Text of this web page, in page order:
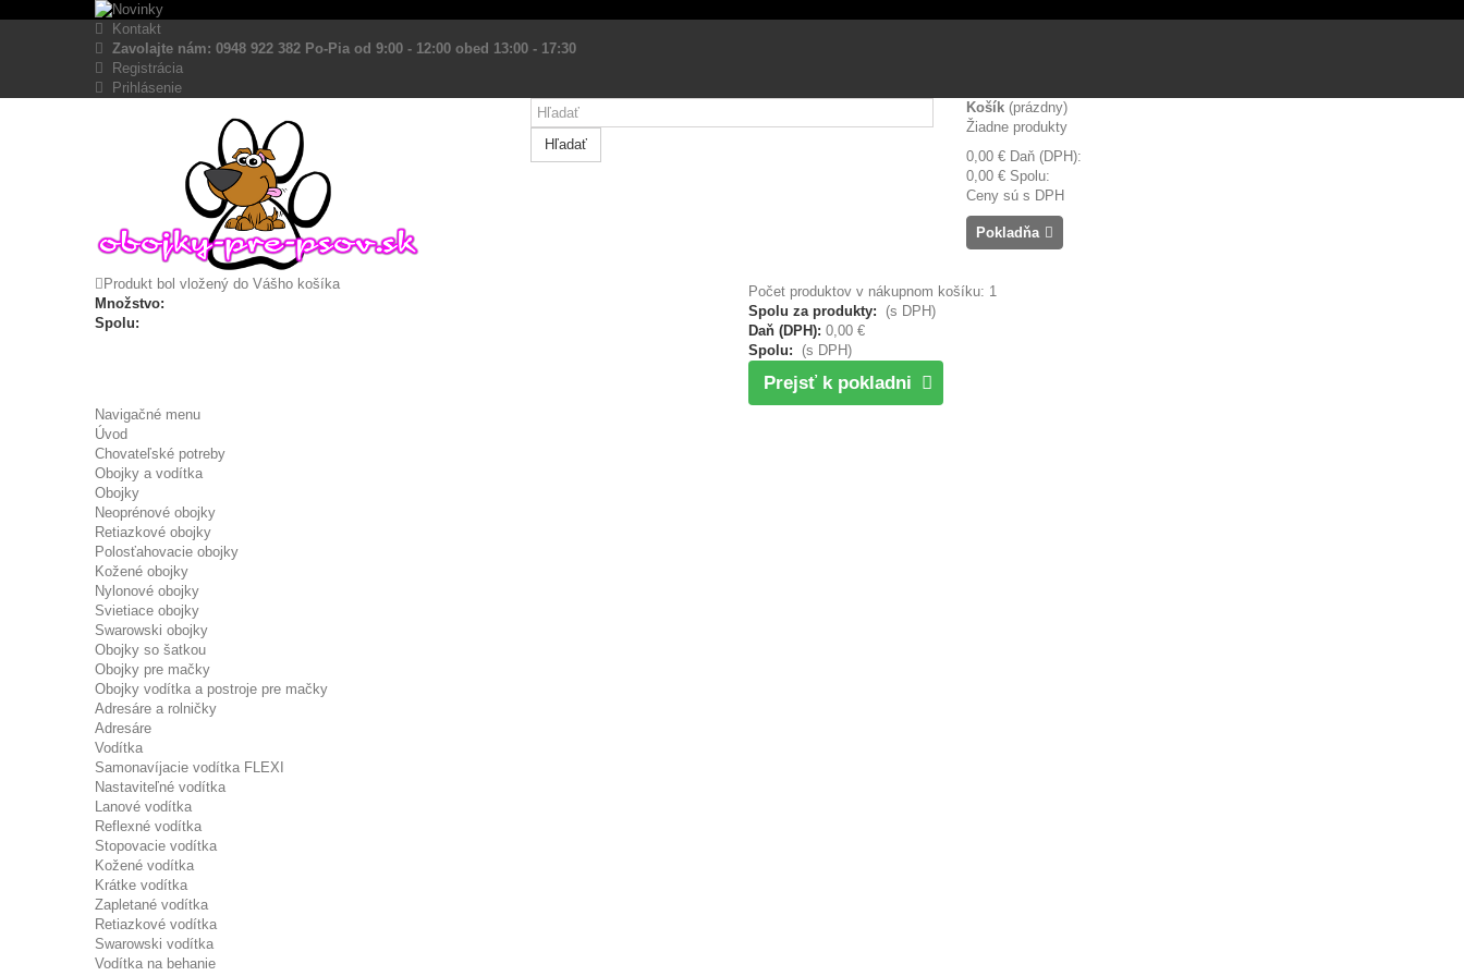
Kontakt
Zavolajte nám: 0948 922 382 Po-Pia od 9:00 - 12:00 obed 13:00 - 17:30
Registrácia
Prihlásenie
Hľadať
Košík (prázdny)
Žiadne produkty
0,00 € Daň (DPH):
0,00 € Spolu:
Ceny sú s DPH
Pokladňa
Produkt bol vložený do Vášho košíka
Množstvo:
Spolu:
Počet produktov v nákupnom košíku: 1
Spolu za produkty:
(s DPH)
Daň (DPH): 0,00 €
Spolu:
(s DPH)
Prejsť k pokladni
Navigačné menu
Úvod
Chovateľské potreby
Obojky a vodítka
Obojky
Neoprénové obojky
Retiazkové obojky
Polosťahovacie obojky
Kožené obojky
Nylonové obojky
Svietiace obojky
Swarowski obojky
Obojky so šatkou
Obojky pre mačky
Obojky vodítka a postroje pre mačky
Adresáre a rolničky
Adresáre
Vodítka
Samonavíjacie vodítka FLEXI
Nastaviteľné vodítka
Lanové vodítka
Reflexné vodítka
Stopovacie vodítka
Kožené vodítka
Krátke vodítka
Zapletané vodítka
Retiazkové vodítka
Swarowski vodítka
Vodítka na behanie